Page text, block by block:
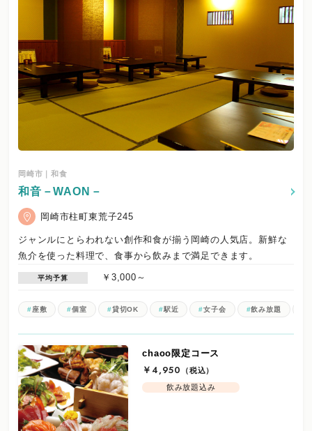
岡崎市｜和食
和音－WAON－
岡崎市柱町東荒子245
ジャンルにとらわれない創作和食が揃う岡崎の人気店。新鮮な
魚介を使った料理で、食事から飲みまで満足できます。
平均予算 ￥3,000～
座敷 個室 貸切OK 駅近 女子会 飲み放題
chaoo限定コース
￥4,950
（税込）
飲み放題込み